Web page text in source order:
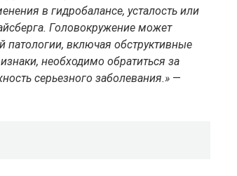
в гидробалансе, усталость или
Головокружение может
патологии, включая обструктивные
необходимо обратиться за
серьезного заболевания.» —